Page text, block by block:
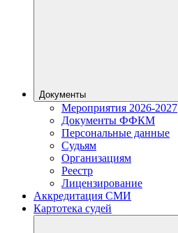
Документы
Мероприятия 2026-2027
Документы ФФКМ
Персональные данные
Судьям
Организациям
Реестр
Лицензирование
Аккредитация СМИ
Картотека судей